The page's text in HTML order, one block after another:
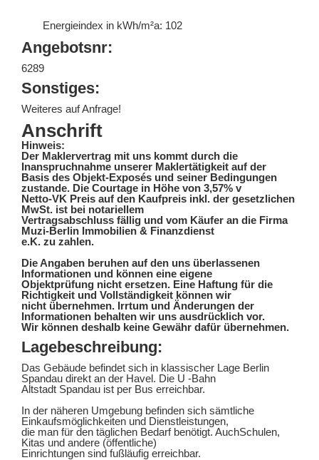
Energieindex in kWh/m²a: 102
Angebotsnr:
6289
Sonstiges:
Weiteres auf Anfrage!
Anschrift
Hinweis:
Der Maklervertrag mit uns kommt durch die
Inanspruchnahme unserer Maklertätigkeit auf der
Basis des Objekt-Exposés und seiner Bedingungen
zustande. Die Courtage in Höhe von 3,57% v
Netto-VK Preis auf den Kaufpreis inkl. der gesetzlichen
MwSt. ist bei notariellem
Vertragsabschluss fällig und vom Käufer an die Firma
Muzi-Berlin Immobilien & Finanzdienst
e.K. zu zahlen.
Die Angaben beruhen auf den uns überlassenen
Informationen und können eine eigene
Objektprüfung nicht ersetzen. Eine Haftung für die
Richtigkeit und Vollständigkeit können wir
nicht übernehmen. Irrtum und Änderungen der
Informationen behalten wir uns ausdrücklich vor.
Wir können deshalb keine Gewähr dafür übernehmen.
Lagebeschreibung:
Das Gebäude befindet sich in klassischer Lage Berlin
Spandau direkt an der Havel. Die U -Bahn
Altstadt Spandau ist per Bus erreichbar.
In der näheren Umgebung befinden sich sämtliche
Einkaufsmöglichkeiten und Dienstleistungen,
die man für den täglichen Bedarf benötigt. AuchSchulen,
Kitas und andere (öffentliche)
Einrichtungen sind fußläufig erreichbar.